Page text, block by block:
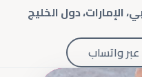
الإمارات، دول الخليج
عبر واتساب